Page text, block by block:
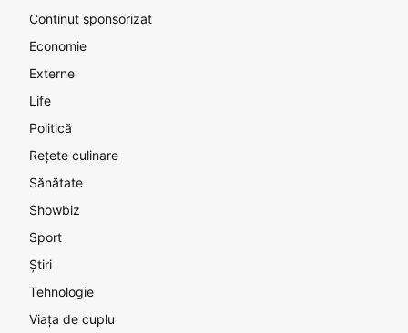
Continut sponsorizat
Economie
Externe
Life
Politică
Rețete culinare
Sănătate
Showbiz
Sport
Știri
Tehnologie
Viața de cuplu